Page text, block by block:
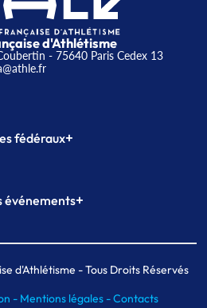
d'Athlétisme
- 75640 Paris Cedex 13
fédéraux+
Formation
événements+
de Paris indoor
Ekiden de Paris
d'Athlétisme - Tous Droits Réservés
- Mentions légales -Contacts